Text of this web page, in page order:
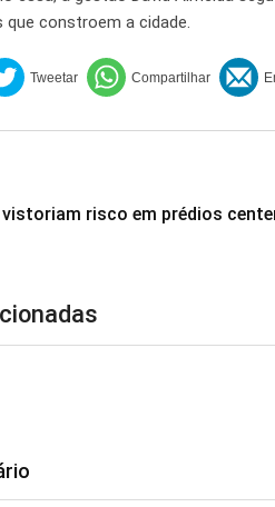
constroem a cidade.
vistoriam risco em prédios